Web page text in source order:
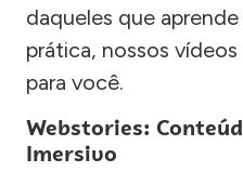
daqueles que
prática, nossos
para você.
Webstories:
Imersivo